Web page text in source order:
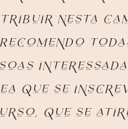
nesta
Recomendo
que se
que se